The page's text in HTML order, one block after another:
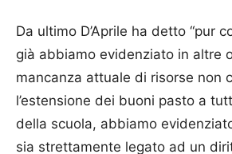
Da ultimo D’Aprile ha detto “pur
già abbiamo evidenziato in altre
mancanza attuale di risorse non
l’estensione dei buoni pasto a
della scuola, abbiamo
sia strettamente legato ad un